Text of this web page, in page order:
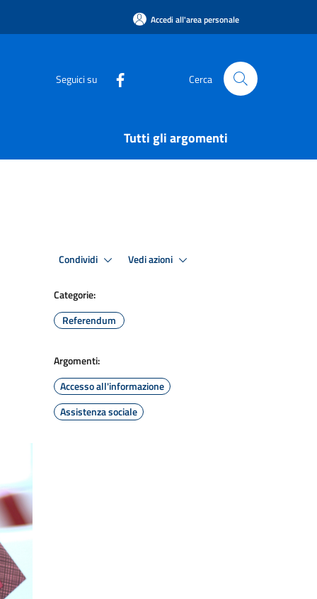
Accedi all'area personale
Seguici su Cerca
Tutti gli argomenti
Condividi Vedi azioni
Categorie:
Referendum
Argomenti:
Accesso all'informazione
Assistenza sociale